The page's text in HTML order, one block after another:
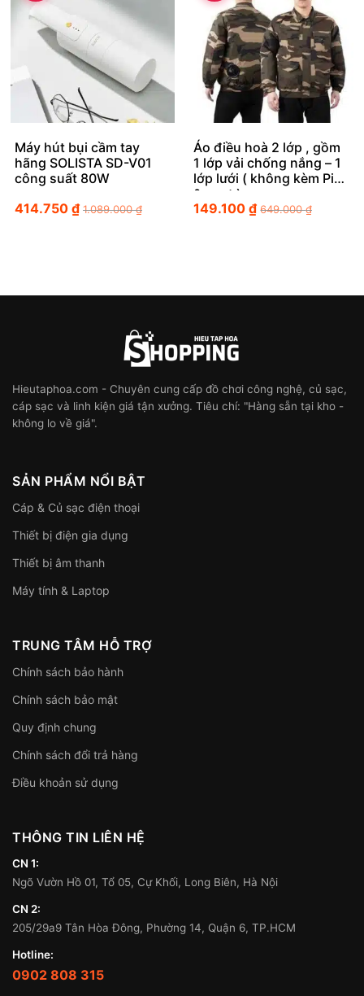
Máy hút bụi cầm tay
hãng SOLISTA SD-V01
công suất 80W
414.750 ₫ 1.089.000₫
Áo điều hoà 2 lớp , gồm
1 lớp vải chống nắng – 1
lớp lưới ( không kèm Pin
& quạt )
149.100₫ 649.000₫
Hieutaphoa.com - Chuyên cung cấp đồ chơi công nghệ, củ sạc,
cáp sạc và linh kiện giá tận xưởng. Tiêu chí: "Hàng sẵn tại kho -
không lo về giá".
SẢN PHẨM NỔI BẬT
Cáp & Củ sạc điện thoại
Thiết bị điện gia dụng
Thiết bị âm thanh
Máy tính & Laptop
TRUNG TÂM HỖ TRỢ
Chính sách bảo hành
Chính sách bảo mật
Quy định chung
Chính sách đổi trả hàng
Điều khoản sử dụng
THÔNG TIN LIÊN HỆ
CN 1:
Ngõ Vườn Hồ 01, Tổ 05, Cự Khối, Long Biên, Hà Nội
CN 2:
205/29a9 Tân Hòa Đông, Phường 14, Quận 6, TP.HCM
Hotline:
0902 808 315